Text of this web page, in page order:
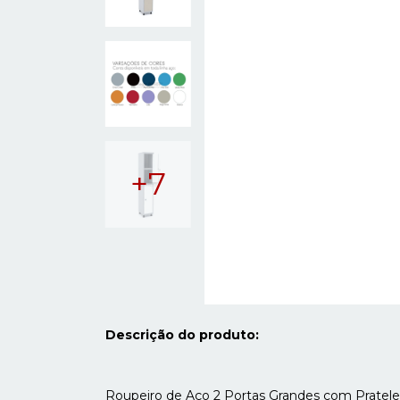
+7
Descrição do produto:
Roupeiro de Aço 2 Portas Grandes com